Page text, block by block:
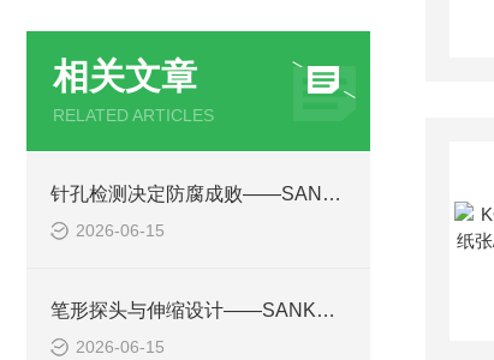
相关文章
RELATED ARTICLES
针孔检测决定防腐成败——SANKO山高TRC系列针孔测试仪
2026-06-15
笔形探头与伸缩设计——SANKO山高应对狭小与高空检测的创新
2026-06-15